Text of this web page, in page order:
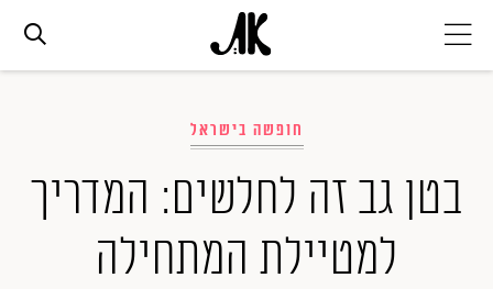
אופנה
ביוטי
חופשה בישראל
בטן גב זה לחלשים: המדריך
למטיילת המתחילה